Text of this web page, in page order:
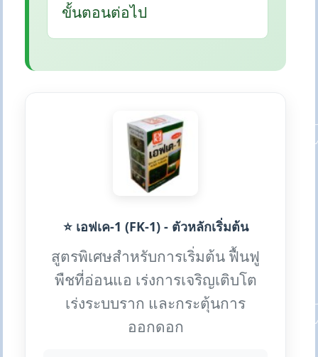
ขั้นตอนต่อไป
⭐ เอฟเค-1 (FK-1) - ตัวหลักเริ่มต้น
สูตรพิเศษสำหรับการเริ่มต้น ฟื้นฟู
พืชที่อ่อนแอ เร่งการเจริญเติบโต
เร่งระบบราก และกระตุ้นการ
ออกดอก